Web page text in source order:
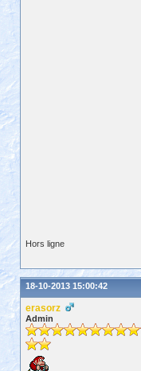
Hors ligne
18-10-2013 15:00:42
erasorz
Admin